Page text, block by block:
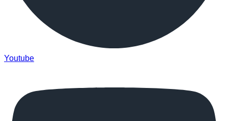
Youtube